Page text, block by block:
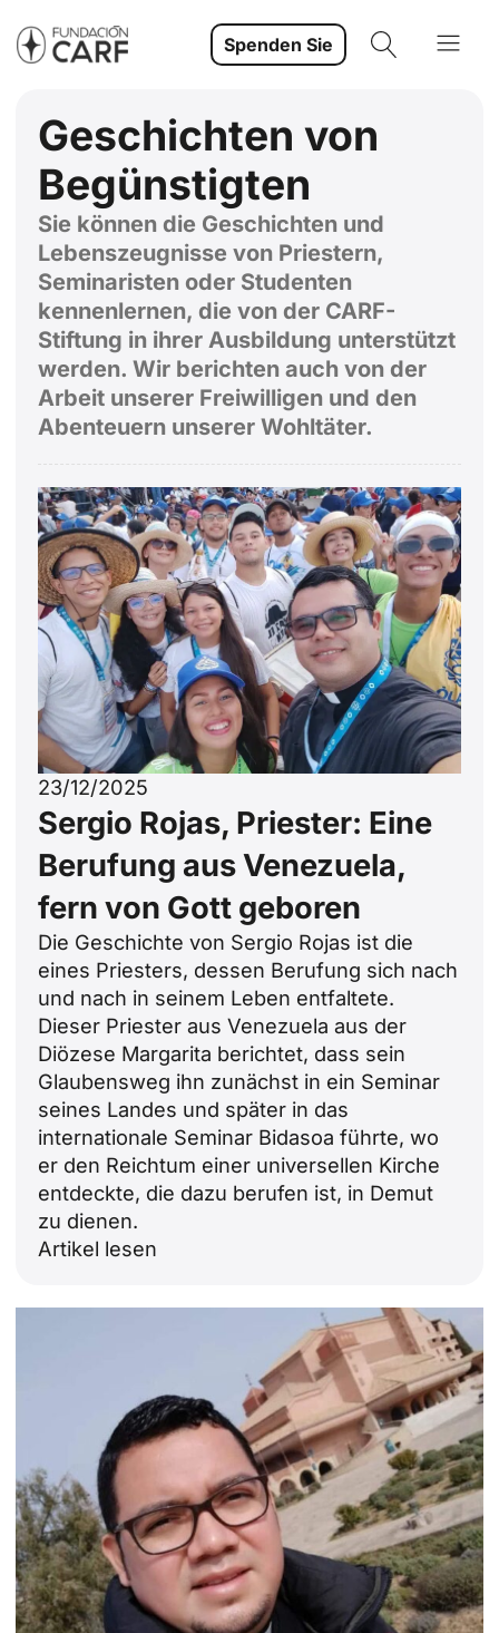
Spenden Sie
Geschichten von
Begünstigten
Sie können die Geschichten und
Lebenszeugnisse von Priestern,
Seminaristen oder Studenten
kennenlernen, die von der CARF-
Stiftung in ihrer Ausbildung unterstützt
werden. Wir berichten auch von der
Arbeit unserer Freiwilligen und den
Abenteuern unserer Wohltäter.
23/12/2025
Sergio Rojas, Priester: Eine
Berufung aus Venezuela,
fern von Gott geboren
Die Geschichte von Sergio Rojas ist die
eines Priesters, dessen Berufung sich nach
und nach in seinem Leben entfaltete.
Dieser Priester aus Venezuela aus der
Diözese Margarita berichtet, dass sein
Glaubensweg ihn zunächst in ein Seminar
seines Landes und später in das
internationale Seminar Bidasoa führte, wo
er den Reichtum einer universellen Kirche
entdeckte, die dazu berufen ist, in Demut
zu dienen.
Artikel lesen